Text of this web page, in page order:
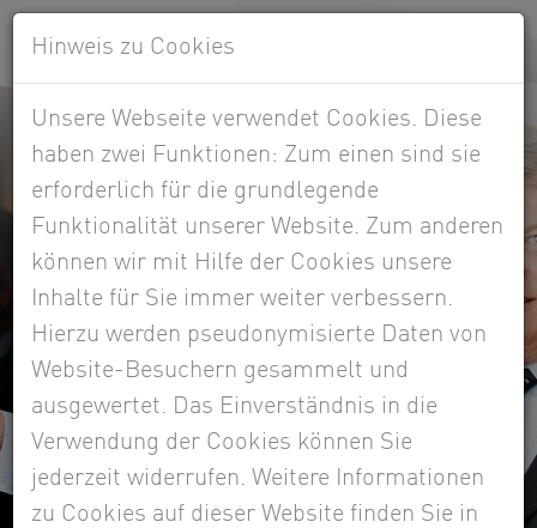
Hinweis zu Cookies
Unsere Webseite verwendet Cookies. Diese
haben zwei Funktionen: Zum einen sind sie
erforderlich für die grundlegende
Funktionalität unserer Website. Zum anderen
können wir mit Hilfe der Cookies unsere
Inhalte für Sie immer weiter verbessern.
Hierzu werden pseudonymisierte Daten von
Website-Besuchern gesammelt und
ausgewertet. Das Einverständnis in die
Verwendung der Cookies können Sie
jederzeit widerrufen. Weitere Informationen
zu Cookies auf dieser Website finden Sie in